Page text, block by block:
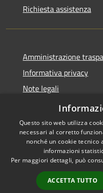
Richiesta assistenza
Amministrazione
Informativa privacy
Note legali
Dichiarazione di
Accessibilità
Questo sito web utilizza
necessari al corretto
nonché un cookie
informazioni
Per maggiori dettagli, può
ACCETTA TUTTO